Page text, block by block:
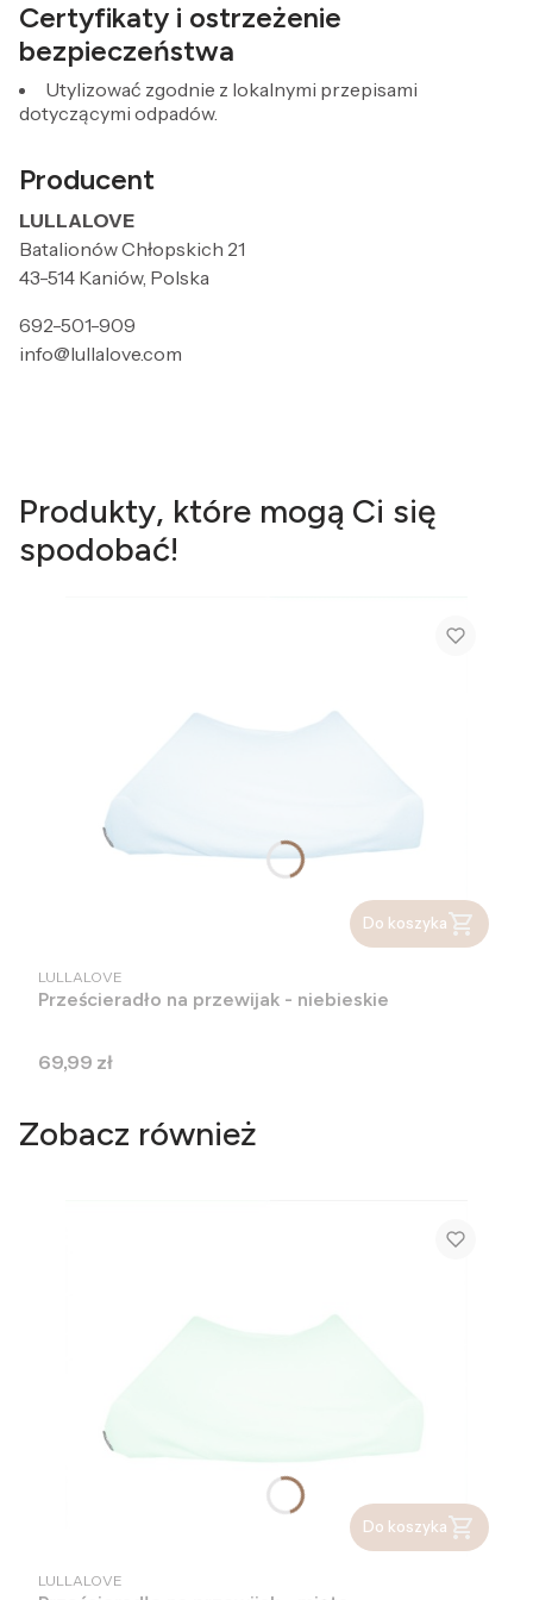
Certyfikaty i ostrzeżenie
bezpieczeństwa
Utylizować zgodnie z lokalnymi przepisami
dotyczącymi odpadów.
Producent
LULLALOVE
Batalionów Chłopskich 21
43-514 Kaniów, Polska
692-501-909
info@lullalove.com
Produkty, które mogą Ci się
spodobać!
Do koszyka
PRODUCENT
LULLALOVE
Prześcieradło na przewijak - niebieskie
Cena
69,99 zł
Zobacz również
Do koszyka
PRODUCENT
LULLALOVE